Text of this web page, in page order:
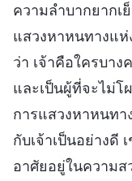
ความลำบากยาก
แสวงหาหนทางแห่
ว่า เจ้าคือใครบา
และเป็นผู้ที่จะไม่
การแสวงหาหนทา
กับเจ้าเป็นอย่างดี
อาศัยอยู่ในความส